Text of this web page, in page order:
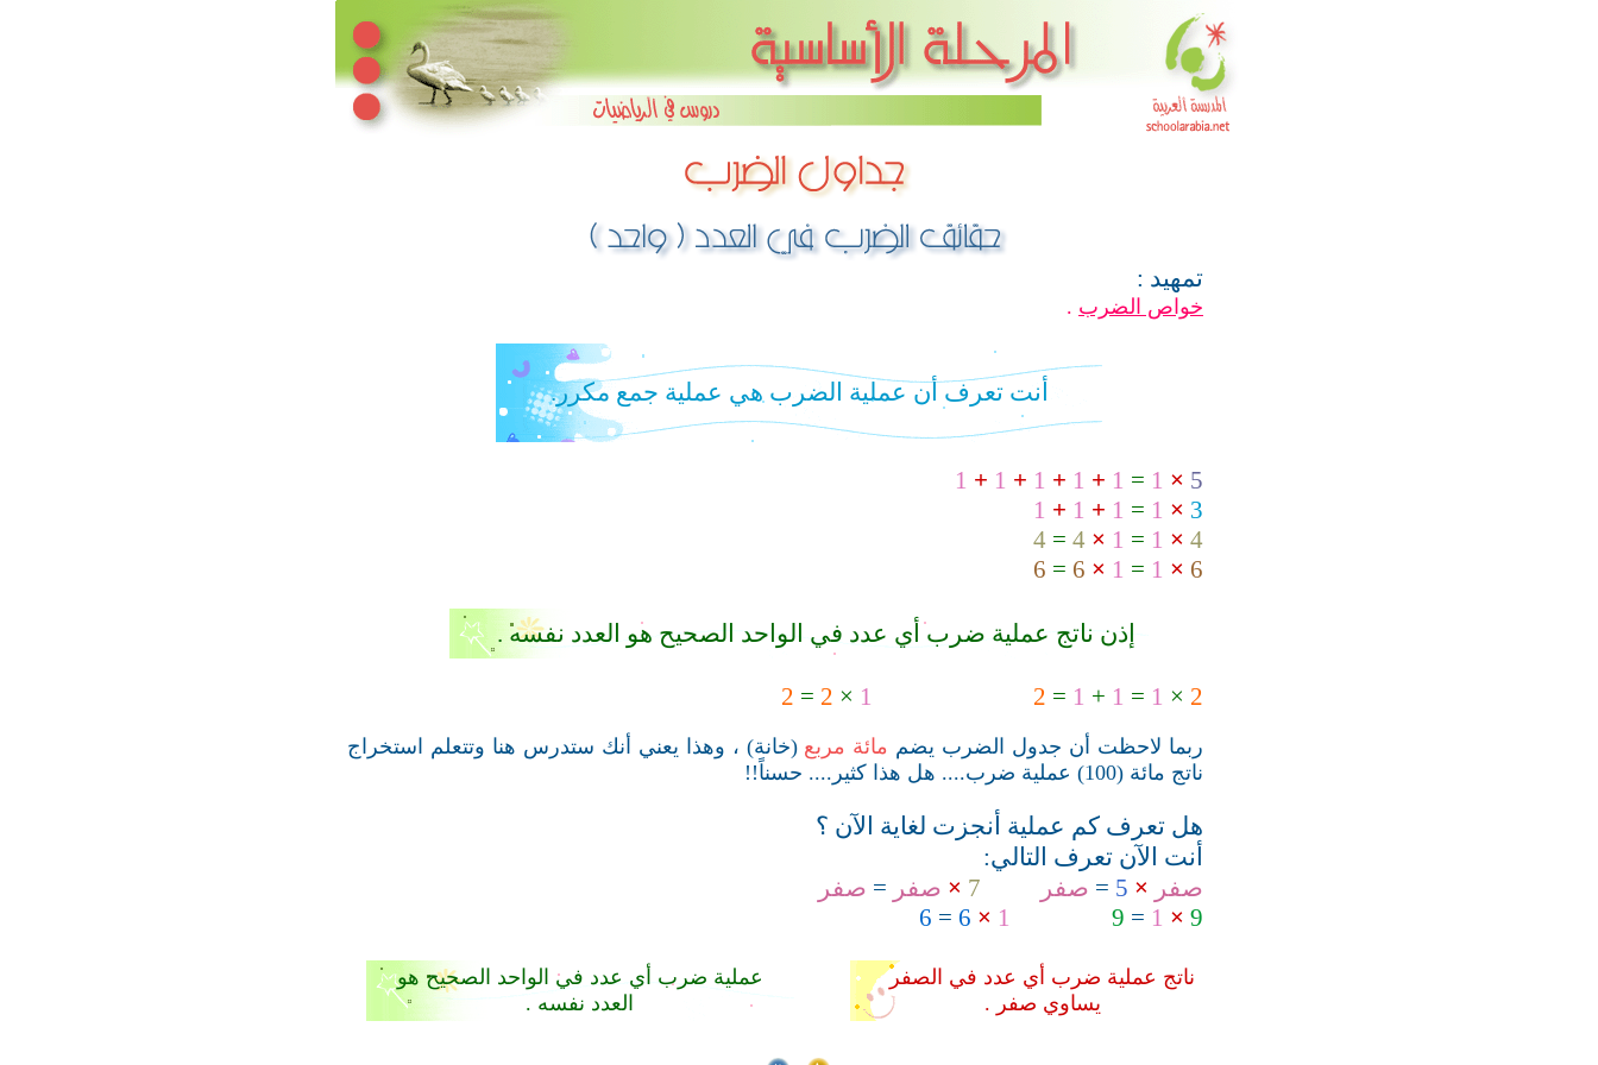
تمهيد :
خواص الضرب .
أنت تعرفأن عملية الضرب هي عملية جمع مكرر.
5
×
1
=
1
+
1
+
1
+
1
+
1
3
×
1
=
1
+
1
+
1
4
×
1
=
1
×
4
=
4
6
×
1
=
1
×
6
=
6
إذن ناتج عملية ضرب أي عدد في الواحد الصحيح هو العدد نفسه .
2
×
1
=
1
+
1
=
2
1
×
2
=
2
ربما لاحظت أن جدول الضرب يضم مائة مربع (خانة) ، وهذا يعني أنك ستدرس هنا وتتعلم استخراج
ناتج مائة (100) عملية ضرب.... هل هذا كثير.... حسناً!!
هل تعرف كم عملية أنجزت لغاية الآن ؟
أنت الآن تعرف التالي:
صفر ×
5
= صفر 7
× صفر = صفر
9
×
1
=
9
1
×
6
=
عملية ضرب أي عدد في الواحد الصحيح هو
العدد نفسه .
ناتج عملية ضرب أي عدد في الصفر
يساوي صفر .